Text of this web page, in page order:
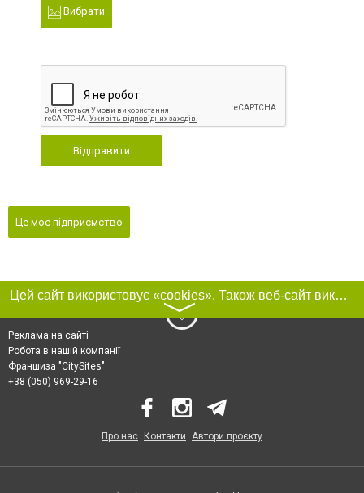
Вибрати
Відправити
Це моє підприємство
Цей сайт використовує «cookies». Також веб-сайт використовує інтернет-сервіс для збору технічних даних стосовно відвідувачів з метою отримання маркетингової та статистичної інформації. Умови обробки даних відвідувачів сайту див.
〉
Реклама на сайті
Робота в нашій компанії
Франшиза "CitySites"
+38 (050) 969-29-16
Про нас Контакти Автори проєкту